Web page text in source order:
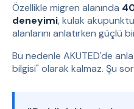
Özellikle migren alanında
deneyimi, kulak
alanlarını anlatırken güçlü
Bu nedenle AKUTED'de
bilgisi" olarak kalmaz. Şu